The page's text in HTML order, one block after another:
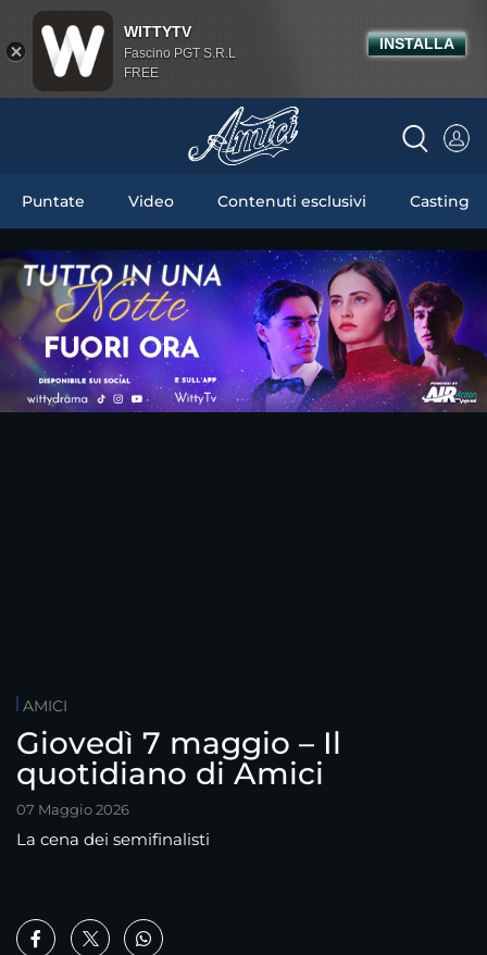
Puntate Video Contenuti esclusivi Casting
AMICI
Giovedì 7 maggio – Il
quotidiano di Amici
07 Maggio 2026
La cena dei semifinalisti
WITTYTV
Fascino PGT S.R.L
FREE
INSTALLA